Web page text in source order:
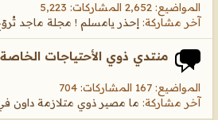
المواضيع: 2,652 المشاركات: 5,223
آخر مشاركة: إحذر يامسلم ! مجلة ماجد
منتدي ذوي الأحتياجات الخاصة
المواضيع: 167 المشاركات: 704
آخر مشاركة: ما مصير ذوي متلازمة داون